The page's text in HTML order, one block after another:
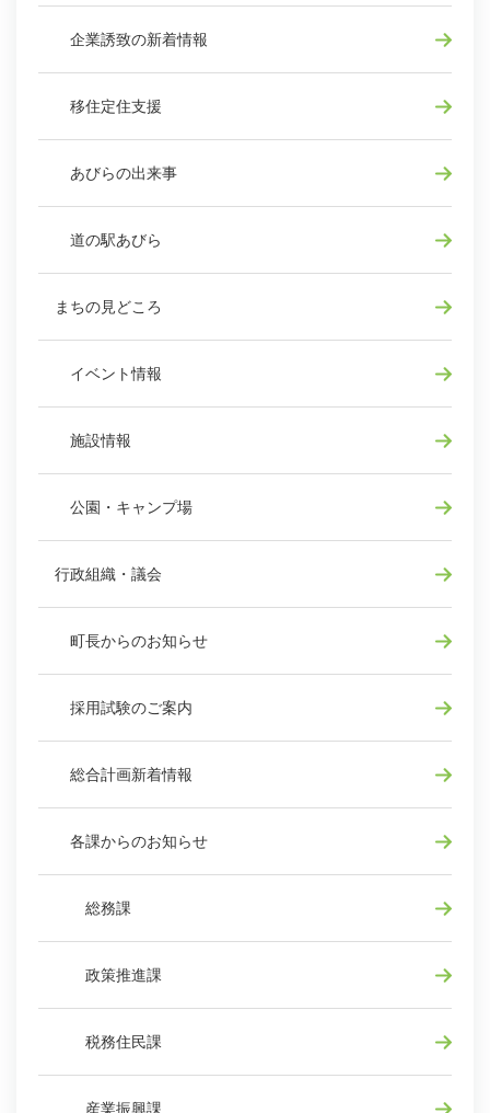
企業誘致の新着情報
移住定住支援
あびらの出来事
道の駅あびら
まちの見どころ
イベント情報
施設情報
公園・キャンプ場
行政組織・議会
町長からのお知らせ
採用試験のご案内
総合計画新着情報
各課からのお知らせ
総務課
政策推進課
税務住民課
産業振興課